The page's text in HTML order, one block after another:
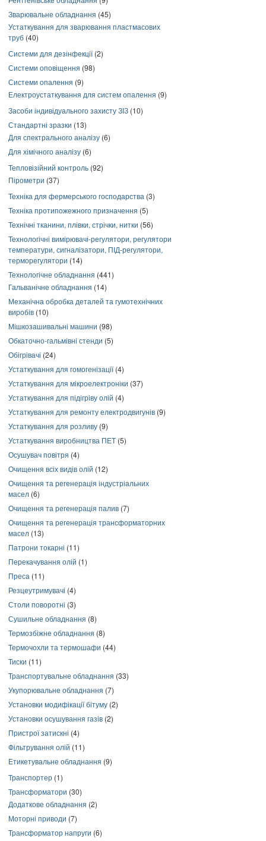
Зварювальне обладнання (45)
Устаткування для зварювання пластмасових
труб (40)
Системи для дезінфекції(2)
Системи оповіщення (98)
Системи опалення (9)
Електроустаткування для систем опалення (9)
Засоби індивідуального захисту ЗІЗ (10)
Стандартні зразки (13)
Для спектрального аналізу (6)
Для хімічного аналізу (6)
Тепловізійний контроль (92)
Пірометри (37)
Техніка для фермерського господарства (3)
Техніка протипожежного призначення (5)
Технічні тканини, плівки, стрічки, нитки (56)
Технологічні вимірювачі-регулятори, регулятори
температури, сигналізатори, ПІД-регулятори,
терморегулятори (14)
Технологічне обладнання (441)
Гальванічне обладнання (14)
Механічна обробка деталей та гумотехнічних
виробів (10)
Мішкозашивальні машини (98)
Обкаточно-гальмівні стенди (5)
Обігрівачі (24)
Устаткування для гомогенізації(4)
Устаткування для мікроелектроніки (37)
Устаткування для підігріву олій (4)
Устаткування для ремонту електродвигунів (9)
Устаткування для розливу (9)
Устаткування виробництва ПЕТ (5)
Осушувач повітря (4)
Очищення всіх видів олій (12)
Очищення та регенерація індустріальних
масел (6)
Очищення та регенерація палив (7)
Очищення та регенерація трансформаторних
масел (13)
Патрони токарні (11)
Перекачування олій (1)
Преса (11)
Резцеутримувачі (4)
Столи поворотні (3)
Сушильне обладнання (8)
Термозбіжне обладнання (8)
Термочохли та термошафи (44)
Тиски (11)
Транспортувальне обладнання (33)
Укупорювальне обладнання (7)
Установки модифікації бітуму (2)
Установки осушування газів (2)
Пристрої затискні (4)
Фільтрування олій (11)
Етикетувальне обладнання (9)
Транспортер (1)
Трансформатори (30)
Додаткове обладнання (2)
Моторні приводи (7)
Трансформатор напруги (6)